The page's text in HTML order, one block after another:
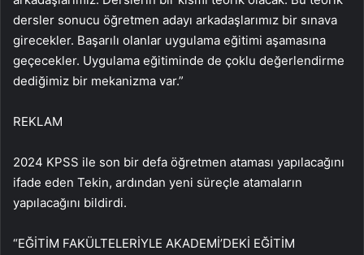
dersler sonucu öğretmen adayı arkadaşlarımız bir sınava
girecekler. Başarılı olanlar uygulama eğitimi aşamasına
geçecekler. Uygulama eğitiminde de çoklu değerlendirme
dediğimiz bir mekanizma var.”
REKLAM
2024 KPSS ile son bir defa öğretmen ataması yapılacağını
ifade eden Tekin, ardından yeni süreçle atamaların
yapılacağını bildirdi.
“EĞİTİM FAKÜLTELERİYLE AKADEMİ’DEKİ EĞİTİM